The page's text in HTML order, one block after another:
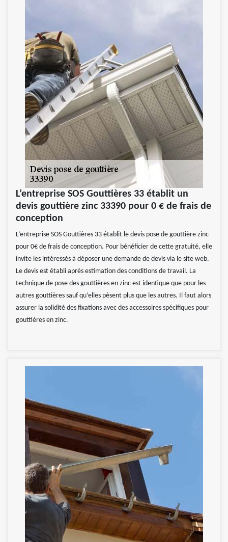
L’entreprise SOS Gouttières 33 établit un
devis gouttière zinc 33390 pour 0 € de frais de
conception
L’entreprise SOS Gouttières 33 établit le devis pose de gouttière zinc
pour 0€ de frais de conception. Pour bénéficier de cette gratuité, elle
invite les intéressés à déposer une demande de devis via le site web.
Le devis est établi après estimation des conditions de travail. La
technique de pose des gouttières en zinc est identique que pour les
autres gouttières sauf qu’elles pèsent plus que les autres. Il faut alors
assurer la solidité des fixations avec des accessoires spécifiques pour
gouttières en zinc.